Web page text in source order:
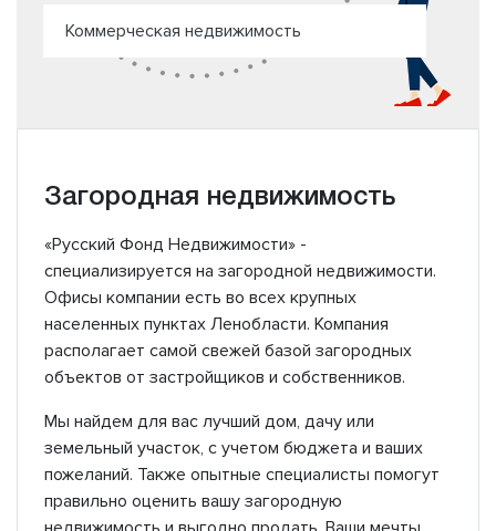
Коммерческая недвижимость
Загородная недвижимость
«Русский Фонд Недвижимости» -
специализируется на загородной недвижимости.
Офисы компании есть во всех крупных
населенных пунктах Ленобласти. Компания
располагает самой свежей базой загородных
объектов от застройщиков и собственников.
Мы найдем для вас лучший дом, дачу или
земельный участок, с учетом бюджета и ваших
пожеланий. Также опытные специалисты помогут
правильно оценить вашу загородную